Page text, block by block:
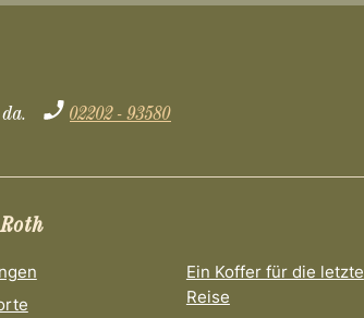
02202 - 93580
Ein Koffer für die letzte
Reise